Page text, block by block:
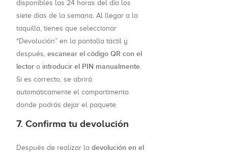
disponibles las 24 horas del día los
siete días de la semana. Al llegar a la
taquilla, tienes que seleccionar
“Devolución” en la pantalla táctil y
después, escanear el código QR con el
lector o introducir el PIN manualmente.
Si es correcto, se abrirá
automáticamente el compartimento
donde podrás dejar el paquete.
7. Confirma tu devolución
Después de realizar la devolución en el